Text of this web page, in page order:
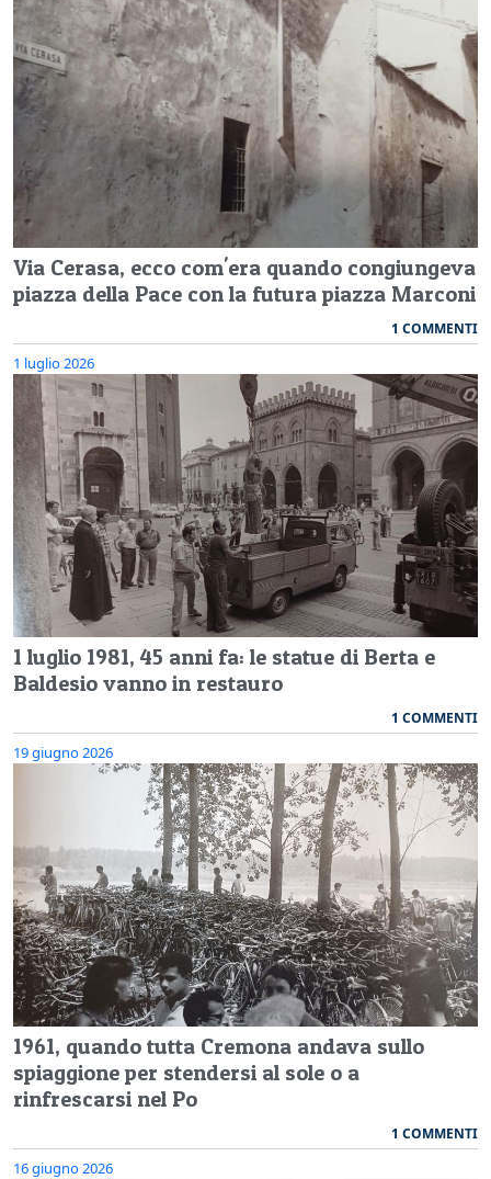
Via Cerasa, ecco com'era quando congiungeva
piazza della Pace con la futura piazza Marconi
1 COMMENTI
1 luglio 2026
1 luglio 1981, 45 anni fa: le statue di Berta e
Baldesio vanno in restauro
1 COMMENTI
19 giugno 2026
1961, quando tutta Cremona andava sullo
spiaggione per stendersi al sole o a
rinfrescarsi nel Po
1 COMMENTI
16 giugno 2026